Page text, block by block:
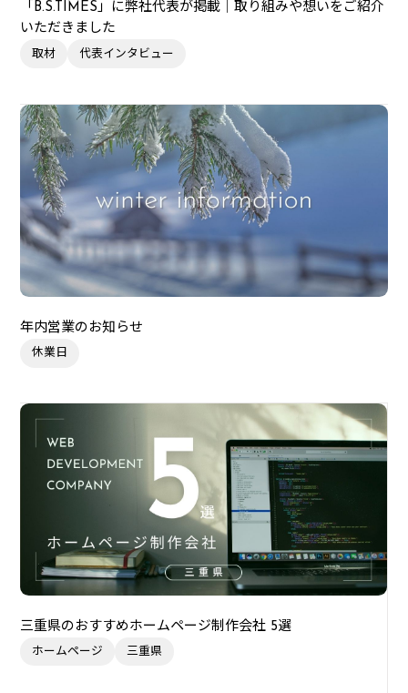
「B.S.TIMES」に弊社代表が掲載｜取り組みや想いをご紹介
いただきました
取材 代表インタビュー
年内営業のお知らせ
休業日
三重県のおすすめホームページ制作会社 5選
ホームページ 三重県